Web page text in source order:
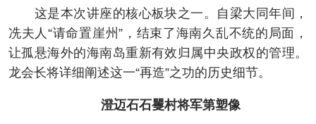
这是本次讲座的核心板块之一。自梁大同年间，
冼夫人“请命置崖州”，结束了海南久乱不统的局面，
让孤悬海外的海南岛重新有效归属中央政权的管理。
龙会长将详细阐述这一“再造”之功的历史细节。
澄迈石石矍村将军第塑像